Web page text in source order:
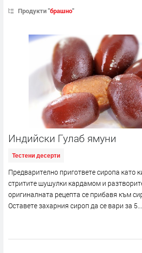
Продукти "брашно"
Индийски Гулаб ямуни
Тестени десерти
Предварително пригответе сиропа като
стритите шушулки кардамом и
оригиналната рецепта се прибавя към
Оставете захарния сироп да се вари за 5...